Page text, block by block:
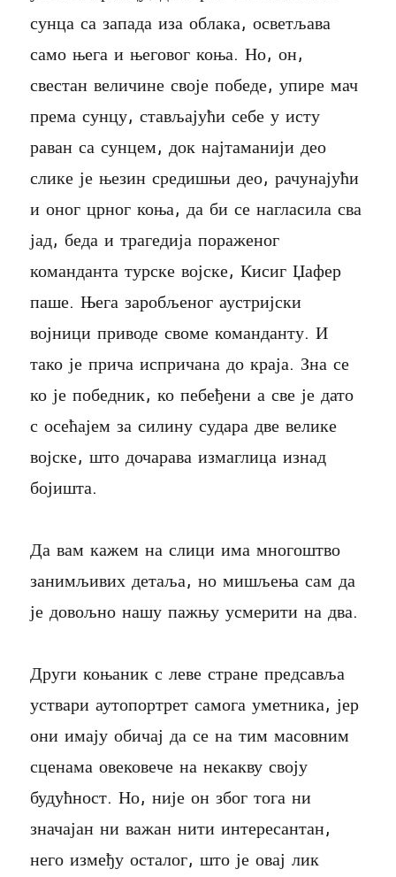
сунца са запада иза облака, осветљава
само њега и његовог коња. Но, он,
свестан величине своје победе, упире мач
према сунцу, стављајући себе у исту
раван са сунцем, док најтаманији део
слике је њезин средишњи део, рачунајући
и оног црног коња, да би се нагласила сва
јад, беда и трагедија пораженог
команданта турске војске, Кисиг Џафер
паше. Њега заробљеног аустријски
војници приводе своме команданту. И
тако је прича испричана до краја. Зна се
ко је победник, ко пебеђени а све је дато
с осећајем за силину судара две велике
војске, што дочарава измаглица изнад
бојишта.
Да вам кажем на слици има многоштво
занимљивих детаља, но мишљења сам да
је довољно нашу пажњу усмерити на два.
Други коњаник с леве стране предсавља
уствари аутопортрет самога уметника, јер
они имају обичај да се на тим масовним
сценама овековече на некакву своју
будућност. Но, није он због тога ни
значајан ни важан нити интересантан,
него између осталог, што је овај лик